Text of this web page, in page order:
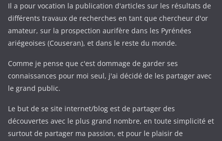
Il a pour vocation la publication d'articles sur les résultats de
différents travaux de recherches en tant que chercheur d'or
amateur, sur la prospection aurifère dans les Pyrénées
ariégeoises (Couseran), et dans le reste du monde.
Comme je pense que c'est dommage de garder ses
connaissances pour moi seul, j'ai décidé de les partager avec
le grand public.
Le but de se site internet/blog est de partager des
découvertes avec le plus grand nombre, en toute simplicité et
surtout de partager ma passion, et pour le plaisir de